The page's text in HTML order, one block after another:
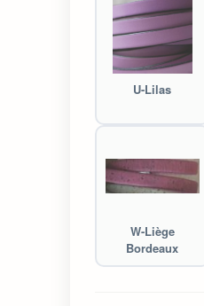
U-Lilas
W-Liège
Bordeaux